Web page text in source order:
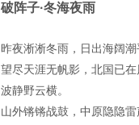
破阵子·冬海夜雨
昨夜淅淅冬雨，日出海阔潮
望尽天涯无帆影，北国已在
波静野云横。
山外锵锵战鼓，中原隐隐雷